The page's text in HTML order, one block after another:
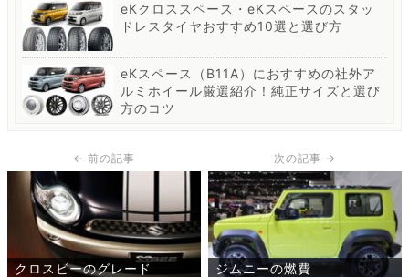
eKクロススペース・eKスペースのスタッ
ドレスタイヤおすすめ10選と選び方
eKスペース（B11A）におすすめの社外ア
ルミホイール厳選紹介！純正サイズと選び
方のコツ
クロスビーのグレード ジムニーの燃費